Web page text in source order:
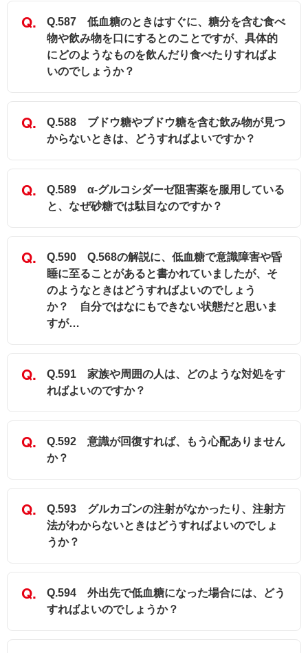
Q.587 低血糖のときはすぐに、糖分を含む食べ
物や飲み物を口にするとのことですが、具体的
にどのようなものを飲んだり食べたりすればよ
いのでしょうか？
Q.588 ブドウ糖やブドウ糖を含む飲み物が見つ
からないときは、どうすればよいですか？
Q.589 α-グルコシダーゼ阻害薬を服用している
と、なぜ砂糖では駄目なのですか？
Q.590 Q.568の解説に、低血糖で意識障害や昏
睡に至ることがあると書かれていましたが、そ
のようなときはどうすればよいのでしょう
か？ 自分ではなにもできない状態だと思いま
すが…
Q.591 家族や周囲の人は、どのような対処をす
ればよいのですか？
Q.592 意識が回復すれば、もう心配ありません
か？
Q.593 グルカゴンの注射がなかったり、注射方
法がわからないときはどうすればよいのでしょ
うか？
Q.594 外出先で低血糖になった場合には、どう
すればよいのでしょうか？